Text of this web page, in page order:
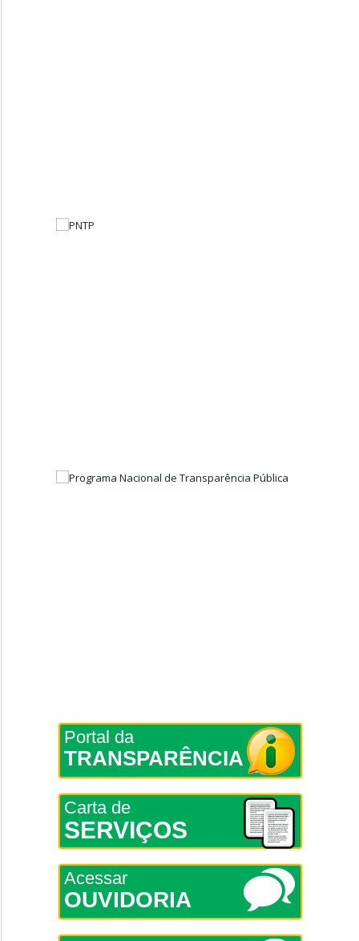
Portal da
TRANSPARÊNCIA
Carta de
SERVIÇOS
Acessar
OUVIDORIA